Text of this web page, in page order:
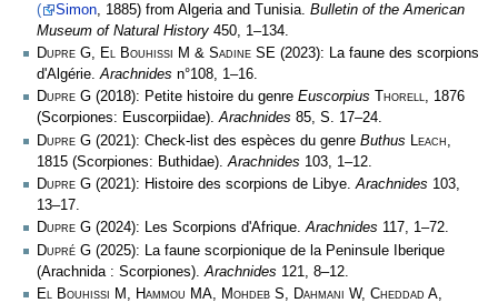
(
Simon, 1885) from Algeria and Tunisia. Bulletin of the American
Museum of Natural History 450, 1–134.
Dupre G, El Bouhissi M & Sadine SE (2023): La faune des scorpions
d'Algérie.Arachnides n°108, 1–16.
Dupre G (2018): Petite histoire du genre Euscorpius Thorell, 1876
(Scorpiones: Euscorpiidae).Arachnides 85, S. 17–24.
Dupre G (2021): Check-list des espèces du genre Buthus Leach
1815 (Scorpiones: Buthidae). Arachnides 103, 1­–12.
Dupre G (2021): Histoire des scorpions de Libye.Arachnides 103,
13–17.
Dupre G (2024): Les Scorpions d'Afrique.Arachnides 117, 1–72.
Dupré G (2025): La faune scorpionique de la Peninsule Iberique
(Arachnida : Scorpiones). Arachnides 121, 8–12.
El Bouhissi M, Hammou MA, Mohdeb S, Dahmani W, Cheddad A,